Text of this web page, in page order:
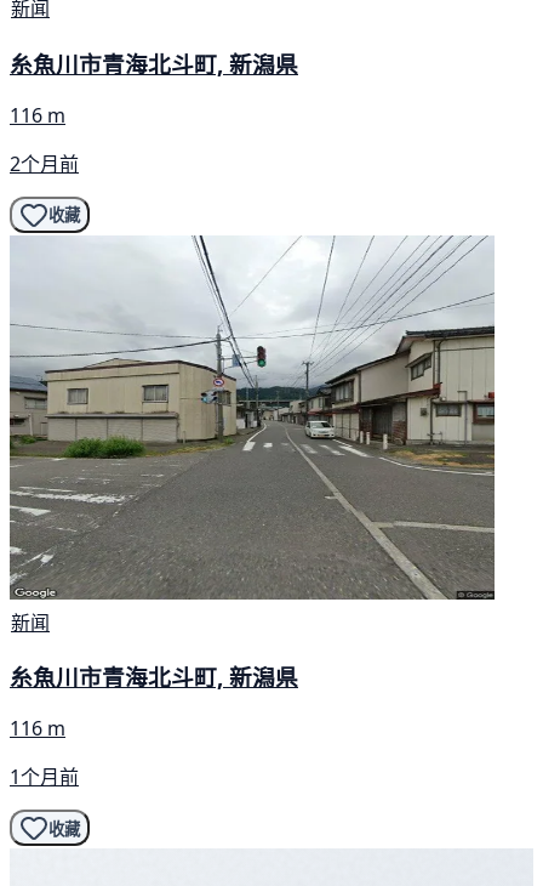
新闻
糸魚川市青海北斗町, 新潟県
116 m
2个月前
收藏
新闻
糸魚川市青海北斗町, 新潟県
116 m
1个月前
收藏